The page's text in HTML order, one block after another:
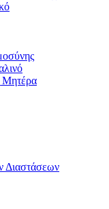
Μητέρα
Διαστάσεων